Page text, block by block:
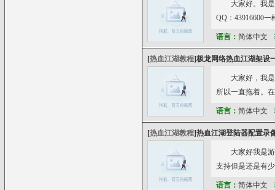
大家好。我
QQ：43916600
语言： 简体中文
[热血江湖教程]极龙网络热血江湖架设
大家好，我
所以一直拖着。
语言： 简体中文
[热血江湖教程]热血江湖登陆器配置录
大家好我是
支持但是还是有
语言： 简体中文